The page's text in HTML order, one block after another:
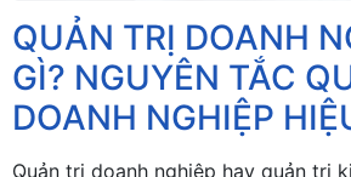
QUẢN TRỊ DOANH
GÌ? NGUYÊN TẮC
DOANH NGHIỆP
Quản trị doanh nghiệp hay quản trị